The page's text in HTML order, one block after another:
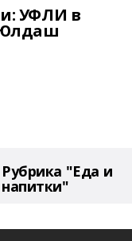
УФЛИ в
Юлдаш
Рубрика "Еда и
напитки"